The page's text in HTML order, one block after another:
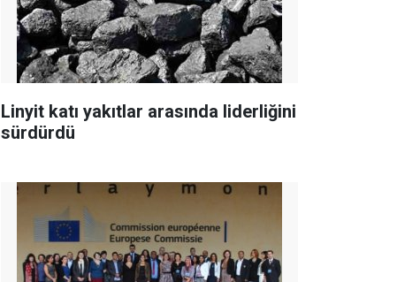
Linyit katı yakıtlar arasında liderliğini
sürdürdü